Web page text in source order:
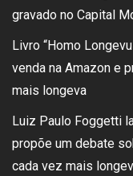
gravado no Capital
Livro “Homo
venda na Amazon e
mais longeva
Luiz Paulo Foggetti
propõe um debate
cada vez mais